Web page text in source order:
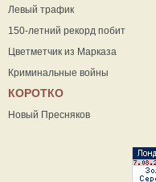
Левый трафик
150-летний рекорд побит
Цветметчик из Марказа
Криминальные войны
КОРОТКО
Новый Пресняков